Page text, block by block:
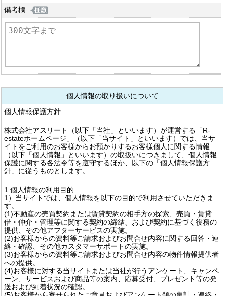
備考欄
個人情報の取り扱いについて
個人情報保護方針
株式会社アスリート（以下「当社」といいます）が運営する「R-
estateホームページ」（以下「当サイト」といいます）では、当サ
イトをご利用のお客様からお預かりするお客様個人に関する情報
（以下「個人情報」といいます）の取扱いにつきまして、個人情報
保護に関する各法令等を遵守するほか、以下の「個人情報保護方
針」に従うものとします。
1.個人情報の利用目的
1）当サイトでは、個人情報を以下の目的で利用させていただきま
す。
(1)不動産の売買契約または賃貸契約の相手方の探索、売買・賃貸
借・仲介・管理等に関する契約の締結、および契約に基づく役務の
提供、その他アフターサービスの実施。
(2)お客様からの資料等ご請求およびお問合せ内容に関する回答・連
絡・確認、その他カスタマーサポートの実施。
(3)お客様からの資料等ご請求およびお問合せ内容の物件情報提供者
への提供。
(4)お客様に対する当サイトまたは当社が行うアンケート、キャンペ
ーン、サービスおよび商品等の案内、応募受付、プレゼント等の発
送および到着状況の確認。